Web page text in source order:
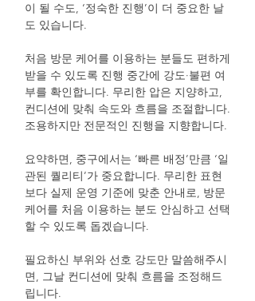
이 될 수도, ‘정숙한 진행’이 더 중요한 날
도 있습니다.
처음 방문 케어를 이용하는 분들도 편하게
받을 수 있도록 진행 중간에 강도·불편 여
부를 확인합니다. 무리한 압은 지양하고,
컨디션에 맞춰 속도와 흐름을 조절합니다.
조용하지만 전문적인 진행을 지향합니다.
요약하면, 중구에서는 ‘빠른 배정’만큼 ‘일
관된 퀄리티’가 중요합니다. 무리한 표현
보다 실제 운영 기준에 맞춘 안내로, 방문
케어를 처음 이용하는 분도 안심하고 선택
할 수 있도록 돕겠습니다.
필요하신 부위와 선호 강도만 말씀해주시
면, 그날 컨디션에 맞춰 흐름을 조정해드
립니다.